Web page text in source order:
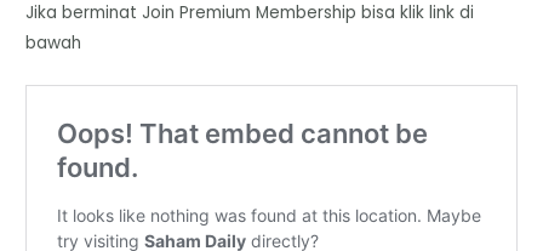
Jika berminat Join Premium Membership bisa klik link di
bawah